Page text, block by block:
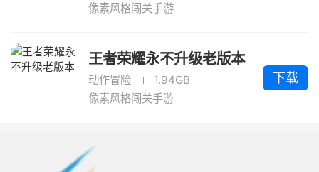
像素风格闯关手游
王者荣耀永不升级老版本
动作冒险
1.94GB
像素风格闯关手游
下载